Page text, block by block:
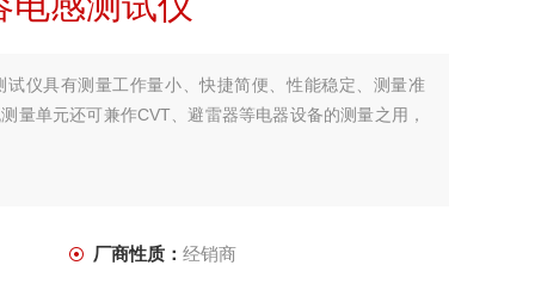
试仪具有测量工作量小、快捷简便、性能稳定、测量准
量单元还可兼作CVT、避雷器等电器设备的测量之用，
厂商性质： 经销商